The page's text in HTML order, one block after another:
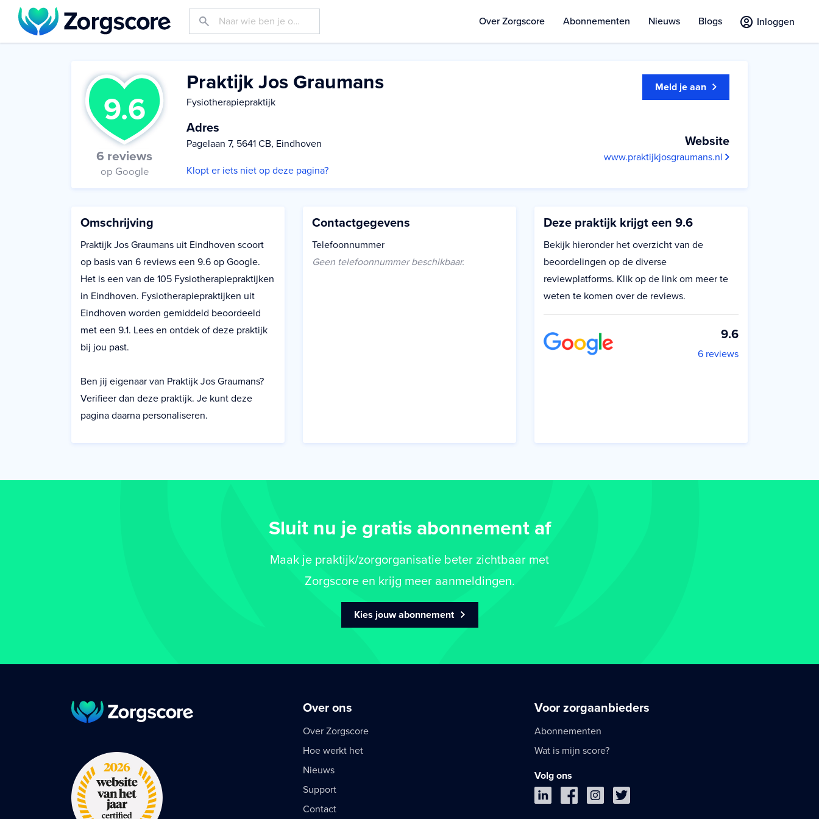
Over Zorgscore Abonnementen Nieuws Blogs Inloggen
9.6
6 reviews
op Google
Praktijk Jos Graumans
Fysiotherapiepraktijk
Adres
Pagelaan 7, 5641 CB, Eindhoven
Klopt er iets niet op deze pagina?
Meld je aan
Website
www.praktijkjosgraumans.nl
Omschrijving
Praktijk Jos Graumans uit Eindhoven scoort
op basis van 6 reviews een 9.6 op Google.
Het is een van de 105 Fysiotherapiepraktijken
in Eindhoven. Fysiotherapiepraktijken uit
Eindhoven worden gemiddeld beoordeeld
met een 9.1. Lees en ontdek of deze praktijk
bij jou past.
Ben jij eigenaar van Praktijk Jos Graumans?
Verifieer dan deze praktijk. Je kunt deze
pagina daarna personaliseren.
Contactgegevens
Telefoonnummer
Geen telefoonnummer beschikbaar.
Deze praktijk krijgt een 9.6
Bekijk hieronder het overzicht van de
beoordelingen op de diverse
reviewplatforms. Klik op de link om meer te
weten te komen over de reviews.
9.6
6 reviews
Sluit nu je gratis abonnement af
Maak je praktijk/zorgorganisatie beter zichtbaar met
Zorgscore en krijg meer aanmeldingen.
Kies jouw abonnement
Over ons
Over Zorgscore
Hoe werkt het
Nieuws
Support
Contact
Voor zorgaanbieders
Abonnementen
Wat is mijn score?
Volg ons